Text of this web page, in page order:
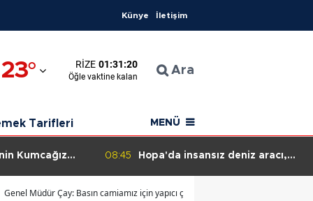
Künye İletişim
23° RIZE 01:31:18
Öğle vaktine kalan Ara
Tarifleri MENÜ
insansız deniz aracı,
08:36
Palandöken'de silahlı
Genel Müdür Çay: Basın camiamız için yapıcı çözümler üretmeye odaklandık